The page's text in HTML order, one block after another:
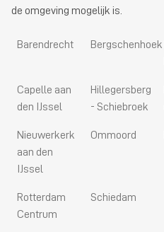
de omgeving mogelijk is.
Barendrecht Bergschenhoek
Capelle aan
den IJssel
Hillegersberg
- Schiebroek
Nieuwerkerk
aan den
IJssel
Ommoord
Rotterdam
Centrum
Schiedam